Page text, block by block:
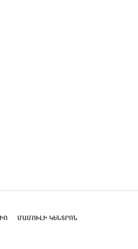
ՄԱՄՈՒԼԻ ԿԵՆՏՐՈՆ